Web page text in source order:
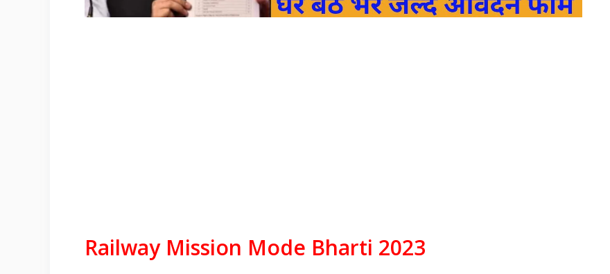
Railway Mission Mode Bharti 2023